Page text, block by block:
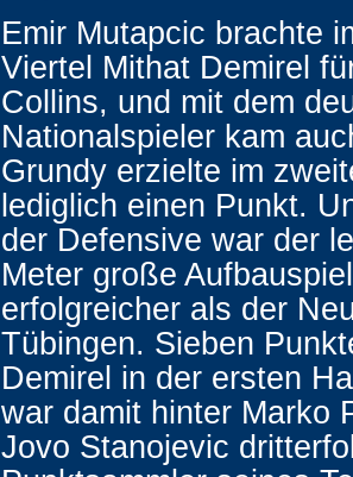
Emir Mutapcic brachte
Viertel Mithat Demirel
Collins, und mit dem
Nationalspieler kam
Grundy erzielte im
lediglich einen Punkt.
der Defensive war der
Meter große
erfolgreicher als der
Tübingen. Sieben
Demirel in der ersten
war damit hinter Marko
Jovo Stanojevic